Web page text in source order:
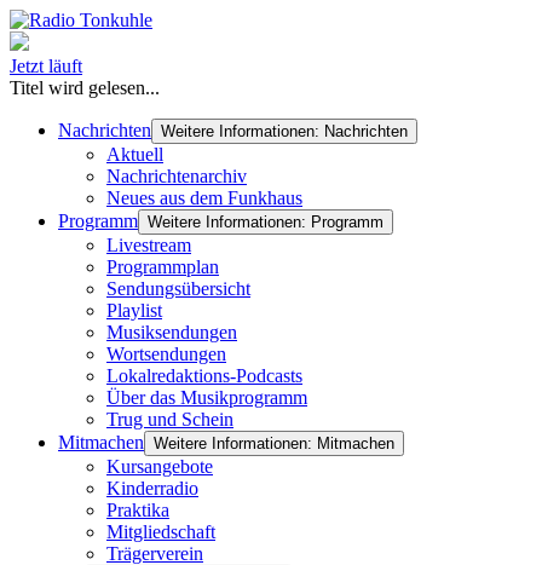
Jetzt läuft
Titel wird gelesen...
Nachrichten Weitere Informationen: Nachrichten
Aktuell
Nachrichtenarchiv
Neues aus dem Funkhaus
Programm Weitere Informationen: Programm
Livestream
Programmplan
Sendungsübersicht
Playlist
Musiksendungen
Wortsendungen
Lokalredaktions-Podcasts
Über das Musikprogramm
Trug und Schein
Mitmachen Weitere Informationen: Mitmachen
Kursangebote
Kinderradio
Praktika
Mitgliedschaft
Trägerverein